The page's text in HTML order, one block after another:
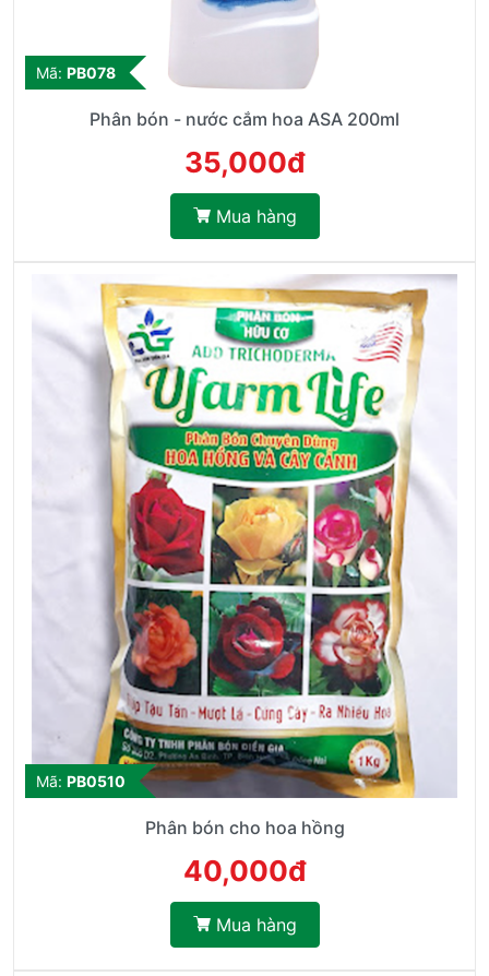
Mã: PB078
Phân bón - nước cắm hoa ASA 200ml
35,000đ
Mua hàng
Mã: PB0510
Phân bón cho hoa hồng
40,000đ
Mua hàng